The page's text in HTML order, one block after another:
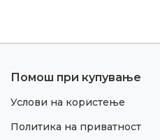
Помош при купување
Услови на користење
Политика на приватност